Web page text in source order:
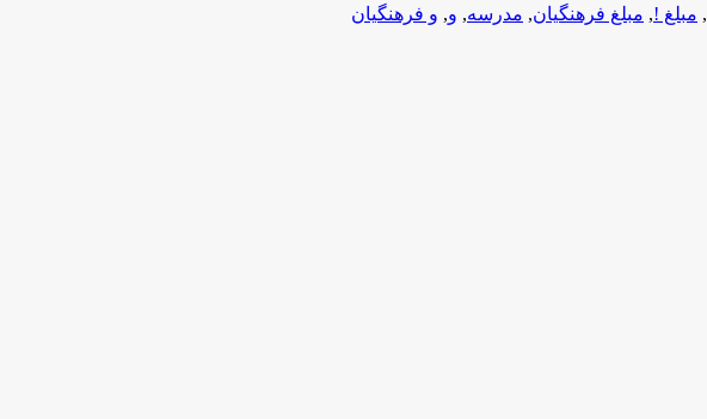
, مبلغ !, مبلغ فرهنگیان, مدرسه, و, و فرهنگیان